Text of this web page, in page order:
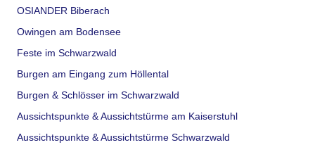
OSIANDER Biberach
Owingen am Bodensee
Feste im Schwarzwald
Burgen am Eingang zum Höllental
Burgen & Schlösser im Schwarzwald
Aussichtspunkte & Aussichtstürme am Kaiserstuhl
Aussichtspunkte & Aussichtstürme Schwarzwald